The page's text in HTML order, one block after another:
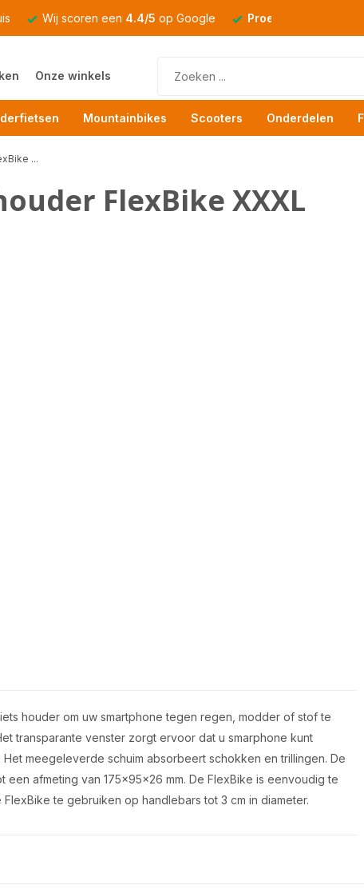
Wij scoren een 4.4/5 op Google Proefrit
Onze winkels
Mountainbikes Scooters Onderdelen
...
FlexBike XXXL
houder om uw smartphone tegen regen, modder of stof te
transparante venster zorgt ervoor dat u smarphone kunt
meegeleverde schuim absorbeert schokken en trillingen. De
afmeting van 175x95x26 mm. De FlexBike is eenvoudig te
te gebruiken op handlebars tot 3 cm in diameter.